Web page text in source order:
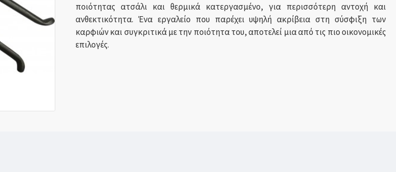
ποιότητας ατσάλι και θερμικά κατεργασμένο, για περισσότερη αντοχή και
ανθεκτικότητα. Ένα εργαλείο που παρέχει υψηλή ακρίβεια στη σύσφιξη των
καρφιών και συγκριτικά με την ποιότητα του, αποτελεί μια από τις πιο οικονομικές
επιλογές.